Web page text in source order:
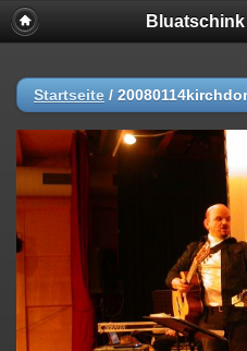
Startseite /